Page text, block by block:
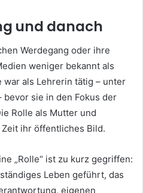
und danach
Werdegang oder ihre
weniger bekannt als
als Lehrerin tätig – unter
bevor sie in den Fokus der
Rolle als Mutter und
ihr öffentliches Bild.
„Rolle“ ist zu kurz gegriffen:
Leben geführt, das
eigenen